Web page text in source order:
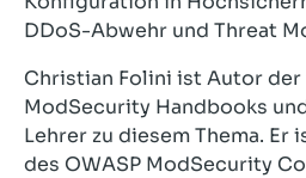
DDoS-Abwehr und Threat
Christian Folini ist Autor
ModSecurity Handbooks
Lehrer zu diesem Thema. Er
des OWASP ModSecurity